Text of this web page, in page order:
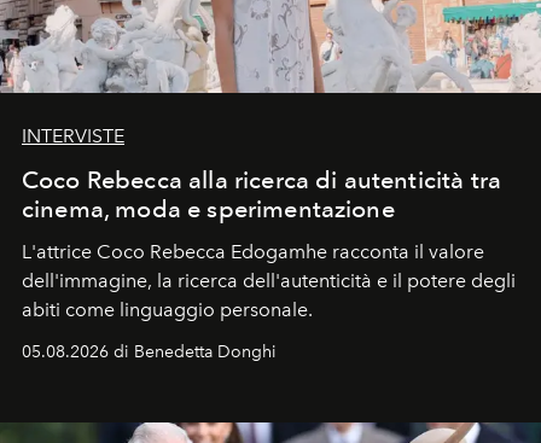
INTERVISTE
Coco Rebecca alla ricerca di autenticità tra
cinema, moda e sperimentazione
L'attrice Coco Rebecca Edogamhe racconta il valore
dell'immagine, la ricerca dell'autenticità e il potere degli
abiti come linguaggio personale.
05.08.2026 di Benedetta Donghi